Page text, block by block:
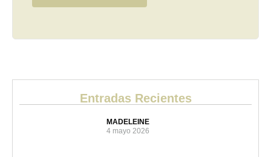
Entradas Recientes
MADELEINE
4 mayo 2026